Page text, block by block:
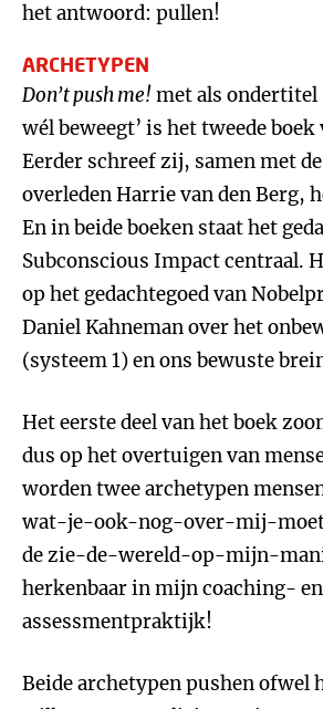
het antwoord: pullen!
ARCHETYPEN
Don’t push me! met als ondertitel
wél beweegt’ is het tweede
Eerder schreef zij, samen met
overleden Harrie van den Berg,
En in beide boeken staat het
Subconscious Impact centraal.
op het gedachtegoed van
Daniel Kahneman over het
(systeem 1) en ons bewuste
Het eerste deel van het boek
dus op het overtuigen van
worden twee archetypen
wat-je-ook-nog-over-mij-
de zie-de-wereld-op-mijn-
herkenbaar in mijn coaching- en
assessmentpraktijk!
Beide archetypen pushen ofwel